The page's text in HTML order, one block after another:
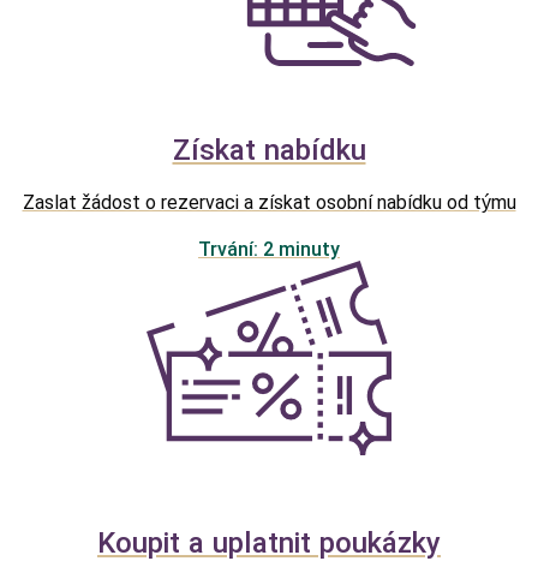
Získat nabídku
Zaslat žádost o rezervaci a získat osobní nabídku od týmu
Trvání: 2 minuty
Koupit a uplatnit poukázky